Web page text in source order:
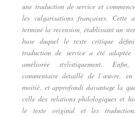
une traduction de service et
les vulgarisations françaises. Cette
terminé la recension, établissant un
base duquel le texte critique
traduction de service a été
améliorée stylistiquement.
commentaire détaillé de l’œuvre,
moitié, et approfondi davantage la
celle des relations philologiques et
le texte original et les